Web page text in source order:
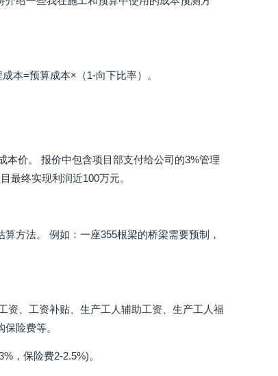
本=预算成本×（1-向下比率）。
本价。 报价中包含项目部支付给公司的3%管理
最终实现利润近100万元。
方法。 例如：一座355根梁的桥梁需要预制，
资、工资补贴、生产工人辅助工资、生产工人福
险费等。
，保险费2-2.5%)。